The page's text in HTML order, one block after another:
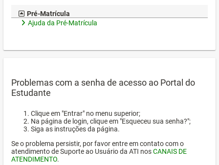
Pré-Matrícula
Ajuda da Pré-Matrícula
Problemas com a senha de acesso ao Portal do
Estudante
Clique em "Entrar" no menu superior;
Na página de login, clique em "Esqueceu sua senha?";
Siga as instruções da página.
Se o problema persistir, por favor entre em contato com o
atendimento de Suporte ao Usuário da ATI nosCANAIS DE
ATENDIMENTO.